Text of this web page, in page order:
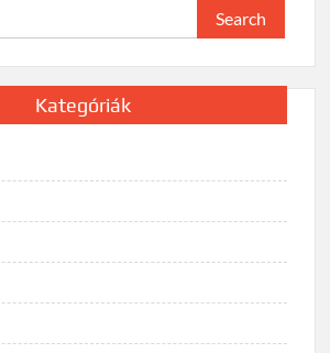
Search
for:
Kategóriák